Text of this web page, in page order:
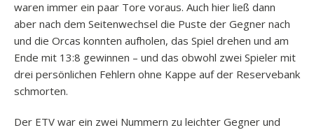
waren immer ein paar Tore voraus. Auch hier ließ dann
aber nach dem Seitenwechsel die Puste der Gegner nach
und die Orcas konnten aufholen, das Spiel drehen und am
Ende mit 13:8 gewinnen – und das obwohl zwei Spieler mit
drei persönlichen Fehlern ohne Kappe auf der Reservebank
schmorten.
Der ETV war ein zwei Nummern zu leichter Gegner und